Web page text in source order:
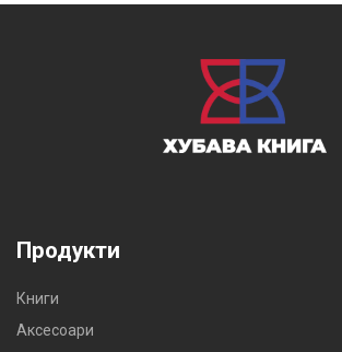
Продукти
Книги
Аксесоари